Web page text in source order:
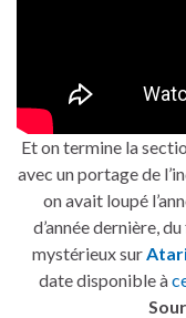
Et on termine la
avec un portage de
on avait loupé
d’année dernière,
mystérieux sur
date disponible à